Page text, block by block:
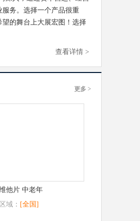
务。选择一个产品很重
的舞台上大展宏图！选择
查看详情 >
更多 >
他片 中老年
域： [全国]